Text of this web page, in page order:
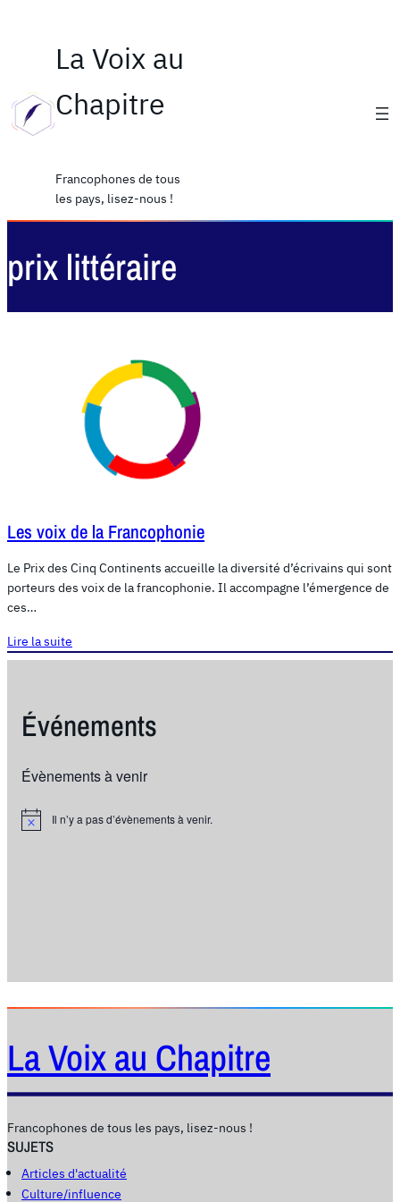
La Voix au
Chapitre
Francophones de tous
les pays, lisez-nous !
prix littéraire
Les voix de la Francophonie
Le Prix des Cinq Continents accueille la diversité d’écrivains qui sont
porteurs des voix de la francophonie. Il accompagne l’émergence de
ces…
Lire la suite
Événements
Évènements à venir
N
Il n’y a pas d’évènements à venir.
La Voix au Chapitre
Francophones de tous les pays, lisez-nous !
SUJETS
Articles d'actualité
Culture/influence